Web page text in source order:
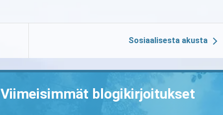
Sosiaalisesta akusta
Viimeisimmät blogikirjoitukset